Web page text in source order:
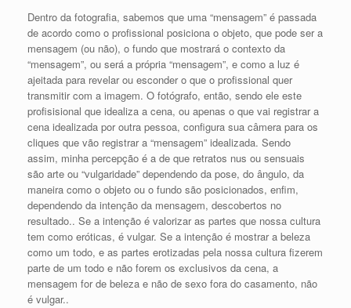
Dentro da fotografia, sabemos que uma “mensagem” é passada
de acordo como o profissional posiciona o objeto, que pode ser a
mensagem (ou não), o fundo que mostrará o contexto da
“mensagem”, ou será a própria “mensagem”, e como a luz é
ajeitada para revelar ou esconder o que o profissional quer
transmitir com a imagem. O fotógrafo, então, sendo ele este
profisisional que idealiza a cena, ou apenas o que vai registrar a
cena idealizada por outra pessoa, configura sua câmera para os
cliques que vão registrar a “mensagem” idealizada. Sendo
assim, minha percepção é a de que retratos nus ou sensuais
são arte ou “vulgaridade” dependendo da pose, do ângulo, da
maneira como o objeto ou o fundo são posicionados, enfim,
dependendo da intenção da mensagem, descobertos no
resultado.. Se a intenção é valorizar as partes que nossa cultura
tem como eróticas, é vulgar. Se a intenção é mostrar a beleza
como um todo, e as partes erotizadas pela nossa cultura fizerem
parte de um todo e não forem os exclusivos da cena, a
mensagem for de beleza e não de sexo fora do casamento, não
é vulgar..